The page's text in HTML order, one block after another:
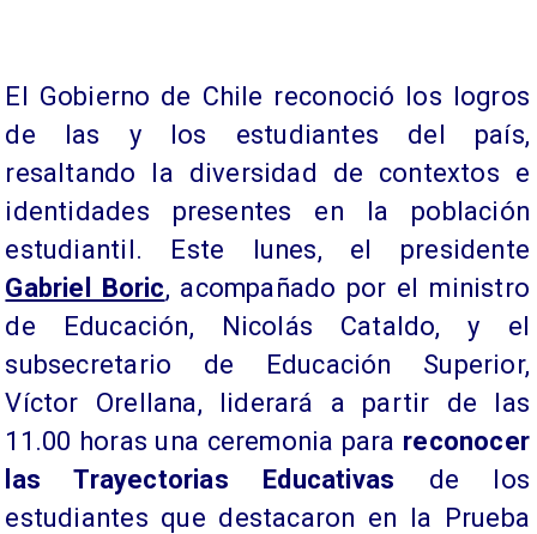
El Gobierno de Chile reconoció los logros
de las y los estudiantes del país,
resaltando la diversidad de contextos e
identidades presentes en la población
estudiantil. Este lunes, el presidente
Gabriel Boric, acompañado por el ministro
de Educación, Nicolás Cataldo, y el
subsecretario de Educación Superior,
Víctor Orellana, liderará a partir de las
11.00 horas una ceremonia para reconocer
las Trayectorias Educativas de los
estudiantes que destacaron en la Prueba